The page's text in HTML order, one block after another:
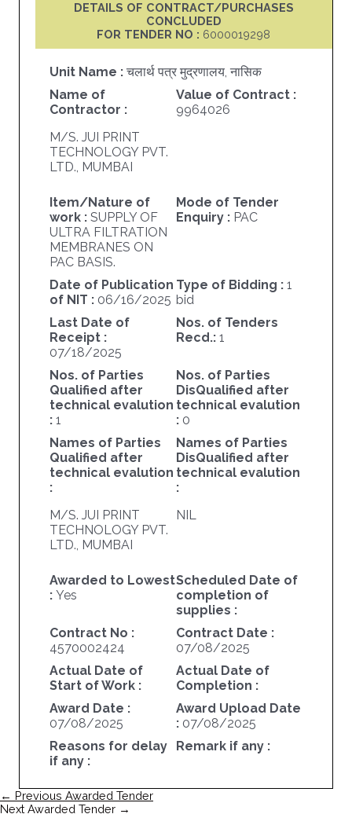
DETAILS OF CONTRACT/PURCHASES
CONCLUDED
FOR TENDER NO : 6000019298
Unit Name : चलार्थ पत्र मुद्रणालय, नासिक
Name of
Contractor :
M/S. JUI PRINT
TECHNOLOGY PVT.
LTD., MUMBAI
Value of Contract :
9964026
Item/Nature of
work : SUPPLY OF
ULTRA FILTRATION
MEMBRANES ON
PAC BASIS.
Mode of Tender
Enquiry : PAC
Date of Publication
of NIT : 06/16/2025
Type of Bidding : 1
bid
Last Date of
Receipt :
07/18/2025
Nos. of Tenders
Recd.: 1
Nos. of Parties
Qualified after
technical evalution
: 1
Nos. of Parties
DisQualified after
technical evalution
: 0
Names of Parties
Qualified after
technical evalution
:
M/S. JUI PRINT
TECHNOLOGY PVT.
LTD., MUMBAI
Names of Parties
DisQualified after
technical evalution
:
NIL
Awarded to Lowest
: Yes
Scheduled Date of
completion of
supplies :
Contract No :
4570002424
Contract Date :
07/08/2025
Actual Date of
Start of Work :
Actual Date of
Completion :
Award Date :
07/08/2025
Award Upload Date
: 07/08/2025
Reasons for delay
if any :
Remark if any :
पोस्ट
नेविगेशन
← Previous Awarded Tender
Next Awarded Tender →